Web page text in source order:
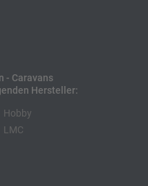
- Caravans
Hersteller:
Hobby
LMC